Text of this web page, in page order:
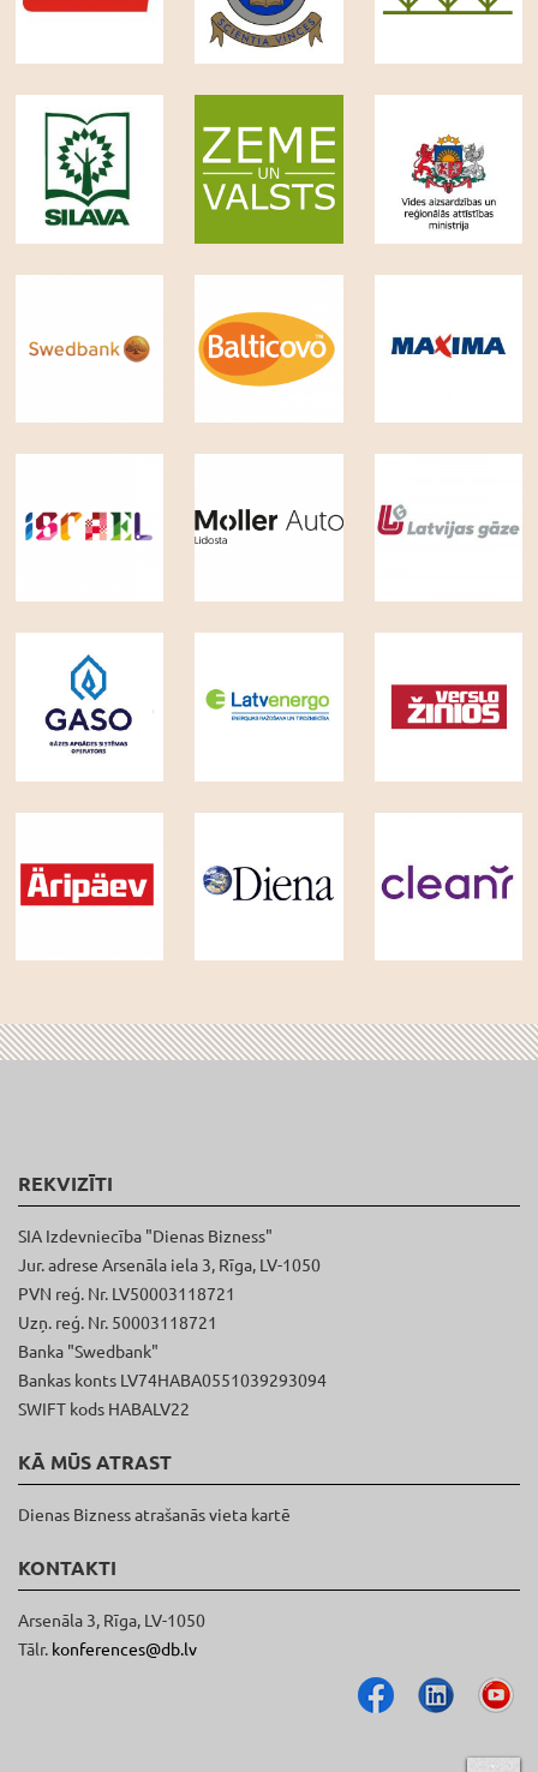
REKVIZĪTI
SIA Izdevniecība "Dienas Bizness"
Jur. adrese Arsenāla iela 3, Rīga, LV-1050
PVN reģ. Nr. LV50003118721
Uzņ. reģ. Nr. 50003118721
Banka "Swedbank"
Bankas konts LV74HABA0551039293094
SWIFT kods HABALV22
KĀ MŪS ATRAST
Dienas Bizness atrašanās vieta kartē
KONTAKTI
Arsenāla 3, Rīga, LV-1050
Tālr. konferences@db.lv